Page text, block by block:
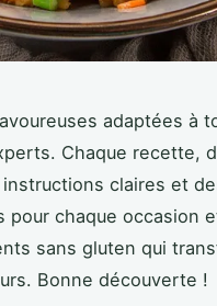
adaptées à
Chaque recette,
claires et
chaque occasion
sans gluten qui
Bonne découverte !